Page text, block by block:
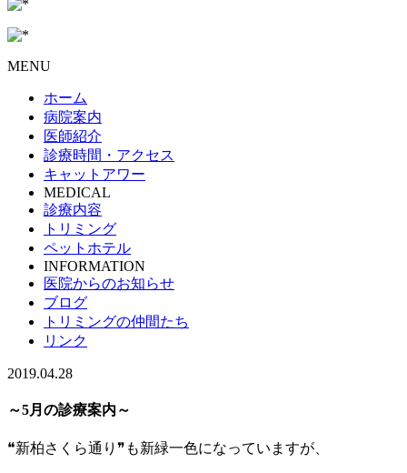
MENU
ホーム
病院案内
医師紹介
診療時間・アクセス
キャットアワー
MEDICAL
診療内容
トリミング
ペットホテル
INFORMATION
医院からのお知らせ
ブログ
トリミングの仲間たち
リンク
2019.04.28
～5月の診療案内～
❝新柏さくら通り❞も新緑一色になっていますが、